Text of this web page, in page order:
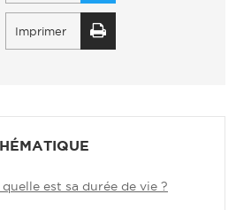
est sa durée de vie ?
Imprimer